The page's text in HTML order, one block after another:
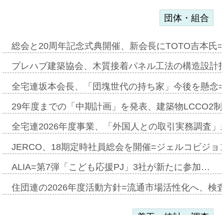
団体・組合
総会と20周年記念式典開催、新会長にTOTO吉本氏
プレハブ建築協会、木質接着パネル工法の構造設
全宅連坂本会長、「団塊世代の持ち家」今後を懸
29年度までの「中期計画」を発表、建築物LCCO2
全宅連2026年度事業、「外国人との取引実務調査
JERCO、18期定時社員総会を開催=ジェルコビジ
ALIA=第7弾「こども応援PJ」3社が新たに参加…
住団連の2026年度活動方針=流通市場活性化へ、検